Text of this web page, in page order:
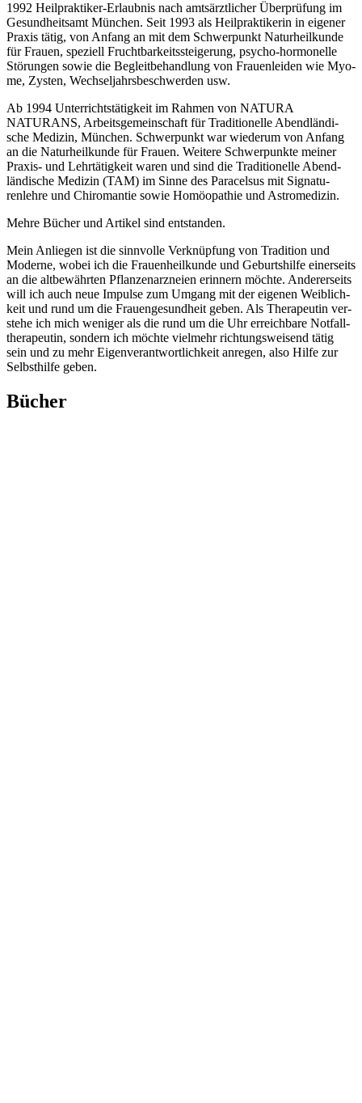
1992 Heil­prak­ti­ker-Erlaub­nis nach amts­ärzt­li­cher Über­prü­fung im
Gesund­heits­amt Mün­chen. Seit 1993 als Heil­prak­ti­ke­rin in eige­ner
Pra­xis tätig, von Anfang an mit dem Schwer­punkt Natur­heil­kun­de
für Frau­en, spe­zi­ell Frucht­bar­keits­stei­ge­rung, psycho-hor­mo­nel­le
Stö­run­gen sowie die Begleit­be­hand­lung von Frau­en­lei­den wie Myo­
me, Zys­ten, Wech­sel­jahrs­be­schwer­den usw.
Ab 1994 Unter­richts­tä­tig­keit im Rah­men von NATURA
NATURANS, Arbeits­ge­mein­schaft für Tra­di­tio­nel­le Abend­län­di­
sche Medi­zin, Mün­chen. Schwer­punkt war wie­der­um von Anfang
an die Natur­heil­kun­de für Frau­en. Wei­te­re Schwer­punk­te mei­ner
Pra­xis- und Lehr­tä­tig­keit waren und sind die Tra­di­tio­nel­le Abend­
län­di­sche Medi­zin (TAM) im Sin­ne des Para­cel­sus mit Signa­tu­
renleh­re und Chi­ro­man­tie sowie Homöo­pa­thie und Astromedizin.
Meh­re Bücher und Arti­kel sind entstanden.
Mein Anlie­gen ist die sinn­vol­le Ver­knüp­fung von Tra­di­ti­on und
Moder­ne, wobei ich die Frau­en­heil­kun­de und Geburts­hil­fe einer­seits
an die alt­be­währ­ten Pflan­zen­arz­nei­en erin­nern möch­te. Ande­rer­seits
will ich auch neue Impul­se zum Umgang mit der eige­nen Weib­lich­
keit und rund um die Frau­en­ge­sund­heit geben. Als The­ra­peu­tin ver­
ste­he ich mich weni­ger als die rund um die Uhr erreich­ba­re Not­fall­
the­ra­peu­tin, son­dern ich möch­te viel­mehr rich­tungs­wei­send tätig
sein und zu mehr Eigen­ver­ant­wort­lich­keit anre­gen, also Hil­fe zur
Selbst­hil­fe geben.
Bücher